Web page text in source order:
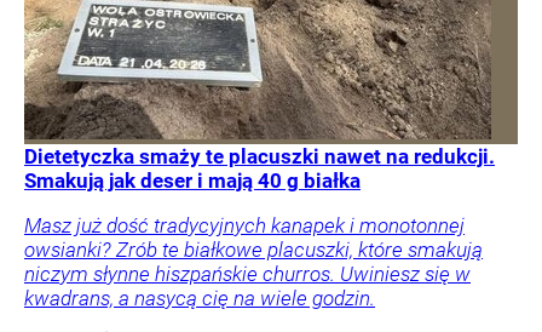
Dietetyczka smaży te placuszki nawet na redukcji.
Smakują jak deser i mają 40 g białka
Masz już dość tradycyjnych kanapek i monotonnej
owsianki? Zrób te białkowe placuszki, które smakują
niczym słynne hiszpańskie churros. Uwiniesz się w
kwadrans, a nasycą cię na wiele godzin.